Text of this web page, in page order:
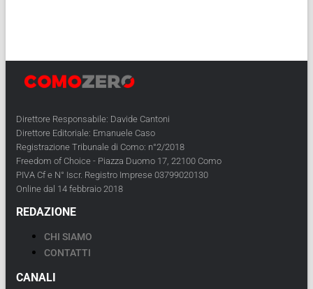
Direttore Responsabile: Davide Cantoni
Direttore Editoriale: Emanuele Caso
Registrazione Tribunale di Como: n°2/2018
Freedom of Choice - Piazza Duomo 17, 22100 Como
PIVA Cf e N° Iscr. Registro Imprese 03799020130
Online dal 14 febbraio 2018
REDAZIONE
CHI SIAMO
CONTATTI
CANALI